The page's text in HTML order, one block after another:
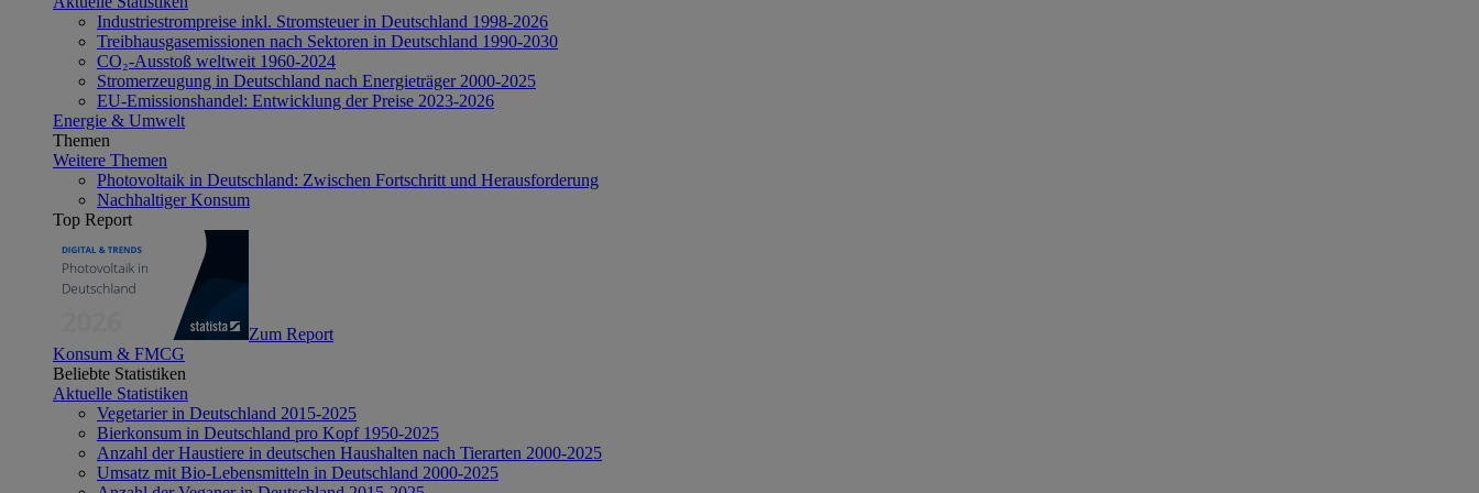
Industriestrompreise inkl. Stromsteuer in Deutschland 1998-2026
Treibhausgasemissionen nach Sektoren in Deutschland 1990-2030
CO₂-Ausstoß weltweit 1960-2024
Stromerzeugung in Deutschland nach Energieträger 2000-2025
EU-Emissionshandel: Entwicklung der Preise 2023-2026
Energie & Umwelt
Themen
Weitere Themen
Photovoltaik in Deutschland: Zwischen Fortschritt und Herausforderung
Nachhaltiger Konsum
Top Report
Zum Report
Konsum & FMCG
Beliebte Statistiken
Aktuelle Statistiken
Vegetarier in Deutschland 2015-2025
Bierkonsum in Deutschland pro Kopf 1950-2025
Anzahl der Haustiere in deutschen Haushalten nach Tierarten 2000-2025
Umsatz mit Bio-Lebensmitteln in Deutschland 2000-2025